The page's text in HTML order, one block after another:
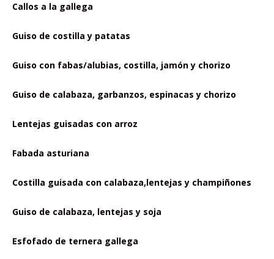
Callos a la gallega
Guiso de costilla y patatas
Guiso con fabas/alubias, costilla, jamón y chorizo
Guiso de calabaza, garbanzos, espinacas y chorizo
Lentejas guisadas con arroz
Fabada asturiana
Costilla guisada con calabaza,lentejas y champiñones
Guiso de calabaza, lentejas y soja
Esfofado de ternera gallega